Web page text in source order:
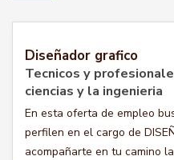
Diseñador grafico
Tecnicos y
ciencias y la ingenieria
En esta oferta de empleo
perfilen en el cargo de
acompañarte en tu camino